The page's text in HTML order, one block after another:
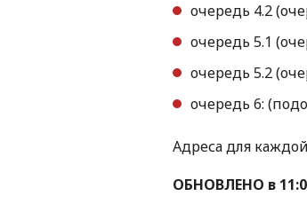
очередь 4.2
очередь 5.1
очередь 5.2
очередь 6:
Адреса для
ОБНОВЛЕНО в